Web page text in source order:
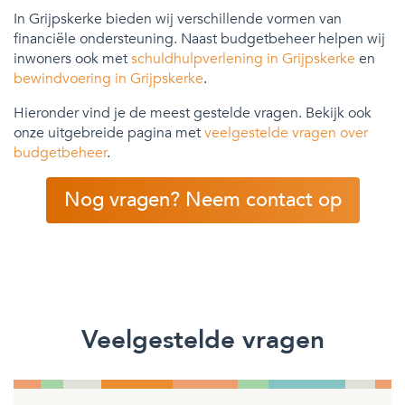
In Grijpskerke bieden wij verschillende vormen van
financiële ondersteuning. Naast budgetbeheer helpen wij
inwoners ook metschuldhulpverlening in Grijpskerke en
bewindvoering in Grijpskerke.
Hieronder vind je de meest gestelde vragen. Bekijk ook
onze uitgebreide pagina metveelgestelde vragen over
budgetbeheer.
Nog vragen? Neem contact op
Veelgestelde vragen